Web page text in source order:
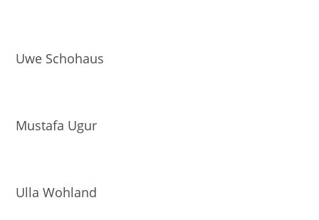
Uwe Schohaus
Mustafa Ugur
Ulla Wohland